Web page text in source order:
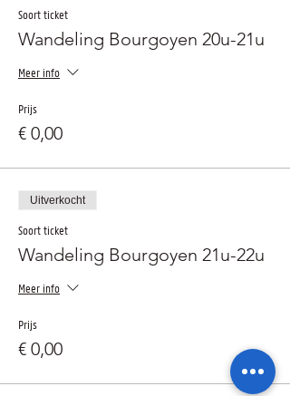
Soort ticket
Wandeling Bourgoyen 20u-21u
Meer info
Prijs
€ 0,00
Uitverkocht
Soort ticket
Wandeling Bourgoyen 21u-22u
Meer info
Prijs
€ 0,00